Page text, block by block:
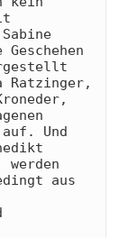
Ratzinger,
Und
werden
aus